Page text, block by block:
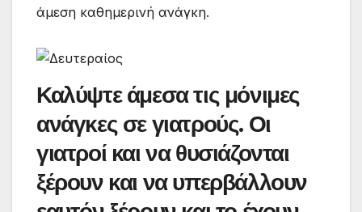
άμεση καθημερινή ανάγκη.
Καλύψτε άμεσα τις μόνιμες
ανάγκες σε γιατρούς. Οι
γιατροί και να θυσιάζονται
ξέρουν και να υπερβάλλουν